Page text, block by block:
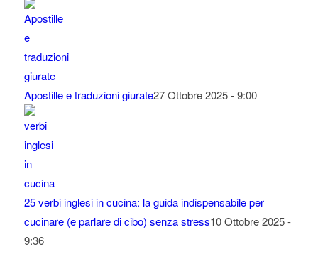
Apostille e traduzioni giurate27 Ottobre 2025 - 9:00
25 verbi inglesi in cucina: la guida indispensabile per
cucinare (e parlare di cibo) senza stress10 Ottobre 2025 -
9:36